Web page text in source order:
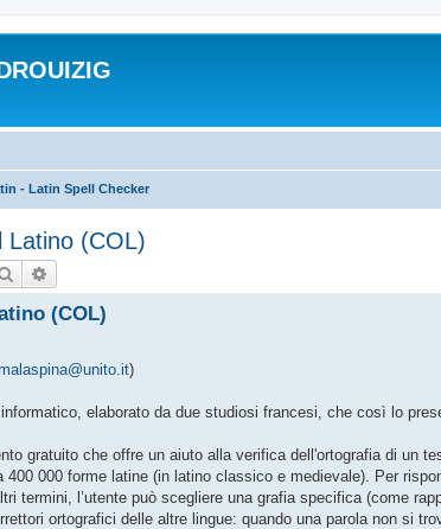
- Latin Spell Checker
Latino (COL)
Rechercher
(COL)
)
elaborato da due studiosi francesi, che così lo
gratuito che offre un aiuto alla verifica dell'ortografia di un
000 forme latine (in latino classico e medievale). Per
termini, l’utente può scegliere una grafia specifica (come
ortografici delle altre lingue: quando una parola non si